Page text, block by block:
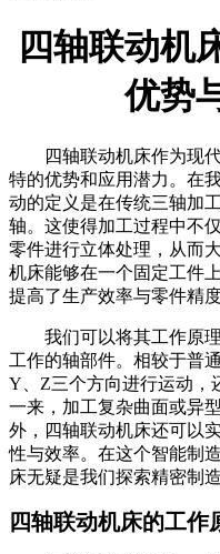
四轴联动机
优势
四轴联动机床作为现代
特的优势和应用潜力。在
动的定义是在传统三轴加
轴。这使得加工过程中不
零件进行立体处理，从而
机床能够在一个固定工件
提高了生产效率与零件精度
我们可以将其工作原
工作的轴部件。相较于普
Y、Z三个方向进行运动，
一来，加工复杂曲面或异
外，四轴联动机床还可以
性与效率。在这个智能制
床无疑是我们探索精密制
四轴联动机床的工作